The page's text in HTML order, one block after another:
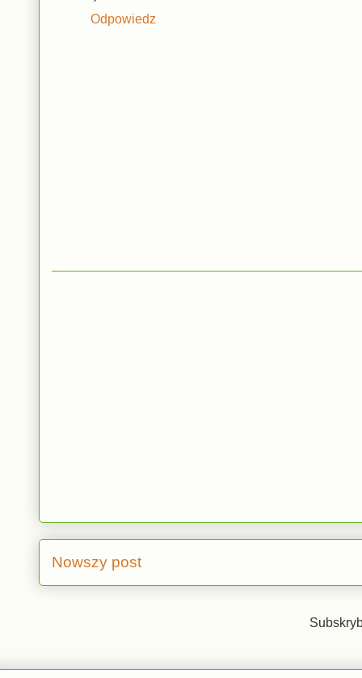
Odpowiedz
Nowszy post